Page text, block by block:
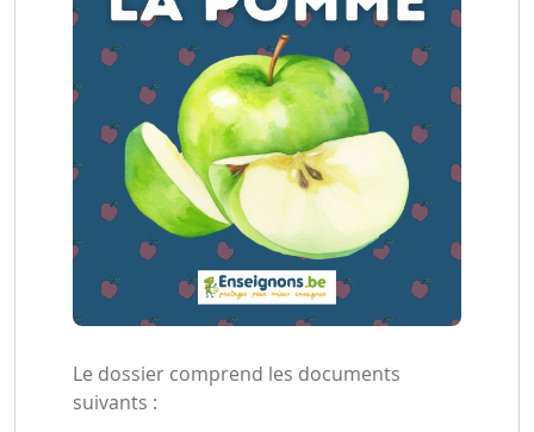
Le dossier comprend les documents
suivants :